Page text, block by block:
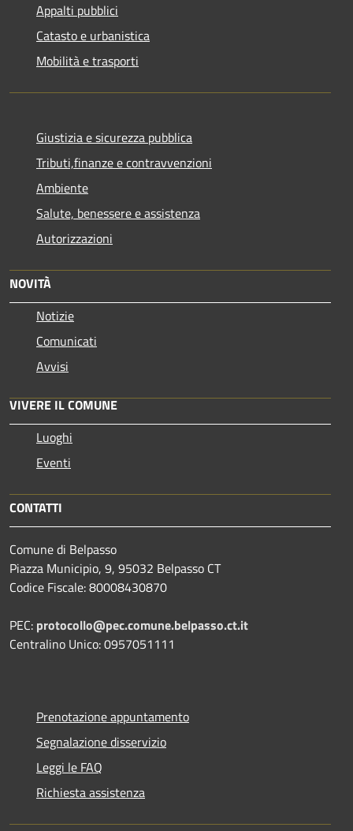
Appalti pubblici
Catasto e urbanistica
Mobilità e trasporti
Giustizia e sicurezza pubblica
Tributi,finanze e contravvenzioni
Ambiente
Salute, benessere e assistenza
Autorizzazioni
NOVITÀ
Notizie
Comunicati
Avvisi
VIVERE IL COMUNE
Luoghi
Eventi
CONTATTI
Comune di Belpasso
Piazza Municipio, 9, 95032 Belpasso CT
Codice Fiscale: 80008430870
PEC: protocollo@pec.comune.belpasso.ct.it
Centralino Unico: 0957051111
Prenotazione appuntamento
Segnalazione disservizio
Leggi le FAQ
Richiesta assistenza